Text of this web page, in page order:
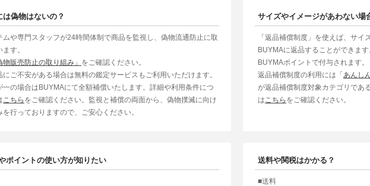
は偽物はないの？
ムや専門スタッフが24時間体制で商品を監視し、偽物流通防止に取
す。
物販売防止の取り組み」 をご確認ください。
にご不安がある場合は無料の鑑定サービスもご利用いただけます。
一の場合はBUYMAにて全額補償いたします。詳細や利用条件につ
こちら をご確認ください。監視と補償の両面から、偽物撲滅に向け
を行っておりますので、ご安心ください。
サイズやイメージがあわない場
「返品補償制度」を使えば、サ
BUYMAに返品することができま
BUYMAポイントで付与されます。
返品補償制度の利用には「 あんし
が返品補償制度対象カテゴリであ
は こちら をご確認ください。
ポイントの使い方が知りたい 送料や関税はかかる？
■送料